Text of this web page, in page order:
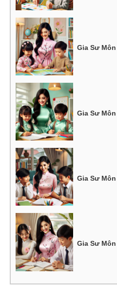
Gia Sư
Gia Sư
Gia Sư
Gia Sư